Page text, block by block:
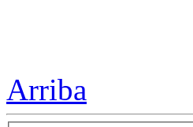
Arriba